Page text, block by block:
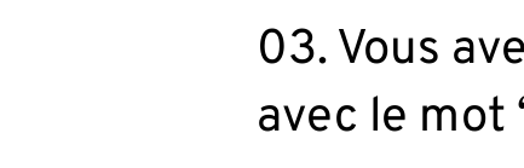
03. Vous
avec le mot